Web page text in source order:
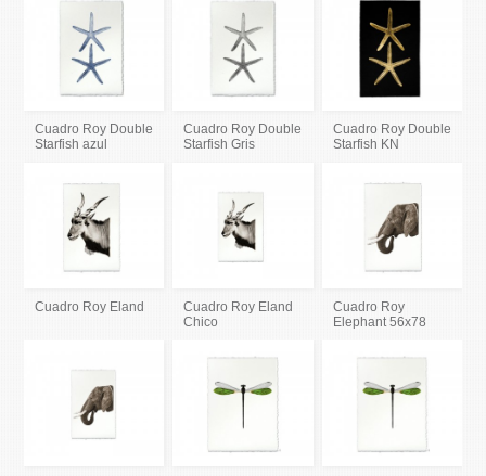
Cuadro Roy Double
Starfish azul
Cuadro Roy Double
Starfish Gris
Cuadro Roy Double
Starfish KN
Cuadro Roy Eland
Cuadro Roy Eland
Chico
Cuadro Roy
Elephant 56x78